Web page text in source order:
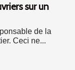
sur un
de la
Ceci ne...